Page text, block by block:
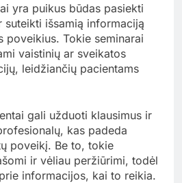
yra puikus būdas pasiekti
suteikti išsamią informaciją
poveikius. Tokie seminarai
vaistinių ar sveikatos
leidžiančių pacientams
gali užduoti klausimus ir
kas padeda
poveikį. Be to, tokie
ir vėliau peržiūrimi, todėl
informacijos, kai to reikia.